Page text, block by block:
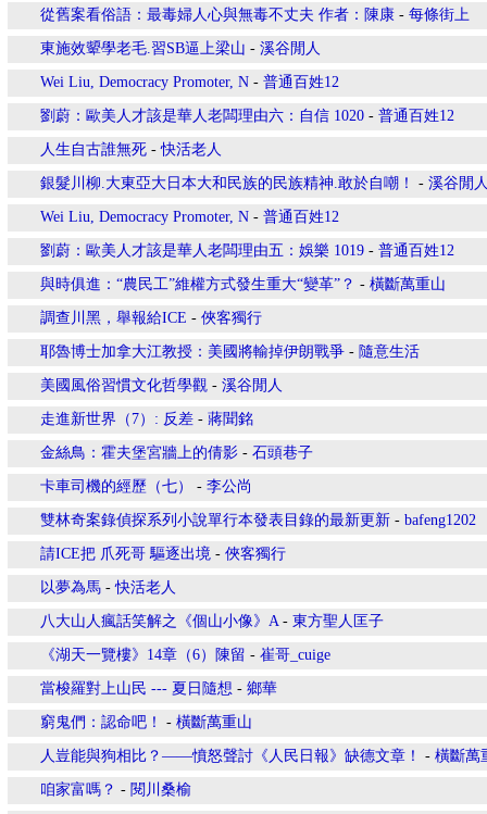
從舊案看俗語：最毒婦人心與無毒不丈夫 作者：陳康 - 每條街上
東施效顰學老毛.習SB逼上梁山 - 溪谷閒人
Wei Liu, Democracy Promoter, N - 普通百姓12
劉蔚：歐美人才該是華人老闆理由六：自信 1020 - 普通百姓12
人生自古誰無死 -快活老人
銀髮川柳.大東亞大日本大和民族的民族精神.敢於自嘲！ - 溪谷閒
Wei Liu, Democracy Promoter, N - 普通百姓12
劉蔚：歐美人才該是華人老闆理由五：娛樂 1019 - 普通百姓12
與時俱進：“農民工”維權方式發生重大“變革”？ - 橫斷萬重山
調查川黑，舉報給ICE - 俠客獨行
耶魯博士加拿大江教授：美國將輸掉伊朗戰爭 - 隨意生活
美國風俗習慣文化哲學觀 - 溪谷閒人
走進新世界（7）: 反差 - 蔣聞銘
金絲鳥：霍夫堡宮牆上的倩影 - 石頭巷子
卡車司機的經歷（七） - 李公尚
雙林奇案錄偵探系列小說單行本發表目錄的最新更新 - bafeng1202
請ICE把 爪死哥 驅逐出境 - 俠客獨行
以夢為馬 -快活老人
八大山人瘋話笑解之《個山小像》A- 東方聖人匡子
《湖天一覽樓》14章（6）陳留 - 崔哥_cuige
當梭羅對上山民 --- 夏日隨想 - 鄉華
窮鬼們：認命吧！ - 橫斷萬重山
人豈能與狗相比？——憤怒聲討《人民日報》缺德文章！ - 橫斷萬
咱家富嗎？ - 閱川桑榆